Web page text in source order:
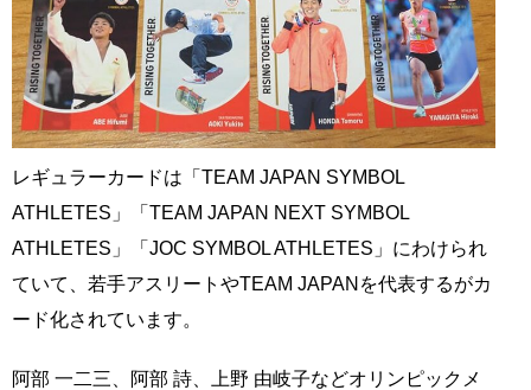
レギュラーカードは「TEAM JAPAN SYMBOL
ATHLETES」「TEAM JAPAN NEXT SYMBOL
ATHLETES」「JOC SYMBOL ATHLETES」にわけられ
ていて、若手アスリートやTEAM JAPANを代表するがカ
ード化されています。
阿部 一二三、阿部 詩、上野 由岐子などオリンピックメ